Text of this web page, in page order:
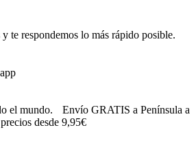
te respondemos lo más rápido posible.
el mundo.
Envío GRATIS a Península
precios desde 9,95€